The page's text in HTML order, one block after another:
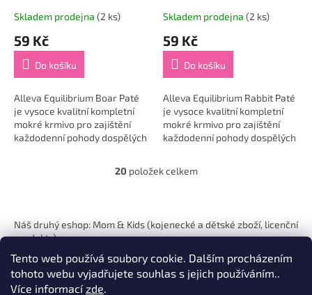
Tento web používá soubory cookie. Dalším procházením
tohoto webu vyjadřujete souhlas s jejich používáním..
Více informacízde.
Skladem prodejna (2 ks)
59 Kč
Do košíku
Alleva Equilibrium Boar Paté
je vysoce kvalitní kompletní
mokré krmivo pro zajištění
každodenní pohody dospělých
Skladem prodejna (2 ks)
59 Kč
Do košíku
Alleva Equilibrium Rabbit Paté
je vysoce kvalitní kompletní
mokré krmivo pro zajištění
každodenní pohody dospělých
králičím...
O
d
c
í
p
20 položek celkem
p
Náš druhý eshop: Mom & Kids (kojenecké a dětské zboží, licenční
produkty)